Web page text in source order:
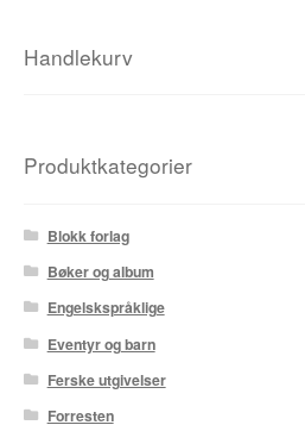
Handlekurv
Produktkategorier
Blokk forlag
Bøker og album
Engelskspråklige
Eventyr og barn
Ferske utgivelser
Forresten